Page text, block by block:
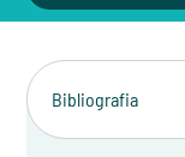
Bibliografia